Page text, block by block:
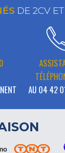
DE 2CV
AU 04 42